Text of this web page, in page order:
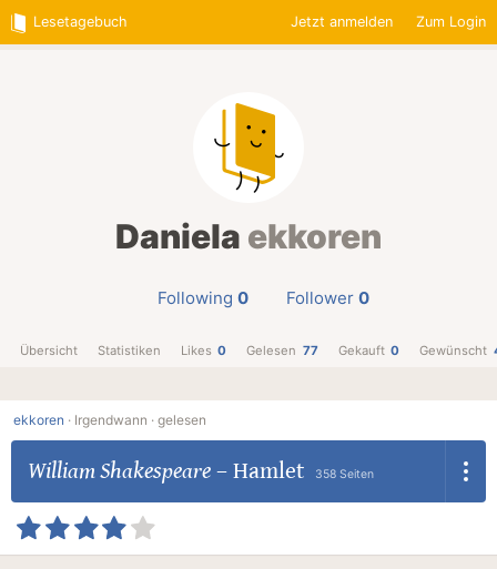
Lesetagebuch Jetzt anmelden Zum Login
Daniela ekkoren
Following 0 Follower 0
Übersicht Statistiken Likes 0 Gelesen 77 Gekauft 0 Gewünscht
ekkoren · Irgendwann · gelesen
William Shakespeare– Hamlet 358 Seiten